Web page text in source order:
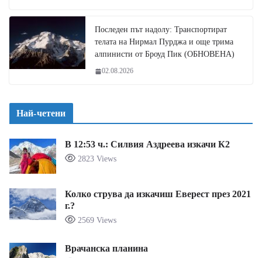
Последен път надолу: Транспортират
телата на Нирмал Пурджа и още трима
алпинисти от Броуд Пик (ОБНОВЕНА)
02.08.2026
Най-четени
В 12:53 ч.: Силвия Аздреева изкачи К2
2823 Views
Колко струва да изкачиш Еверест през 2021
г.?
2569 Views
Врачанска планина